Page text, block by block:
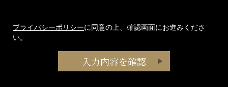
プライバシーポリシーに同意の上、確認画面にお進みくださ
い。